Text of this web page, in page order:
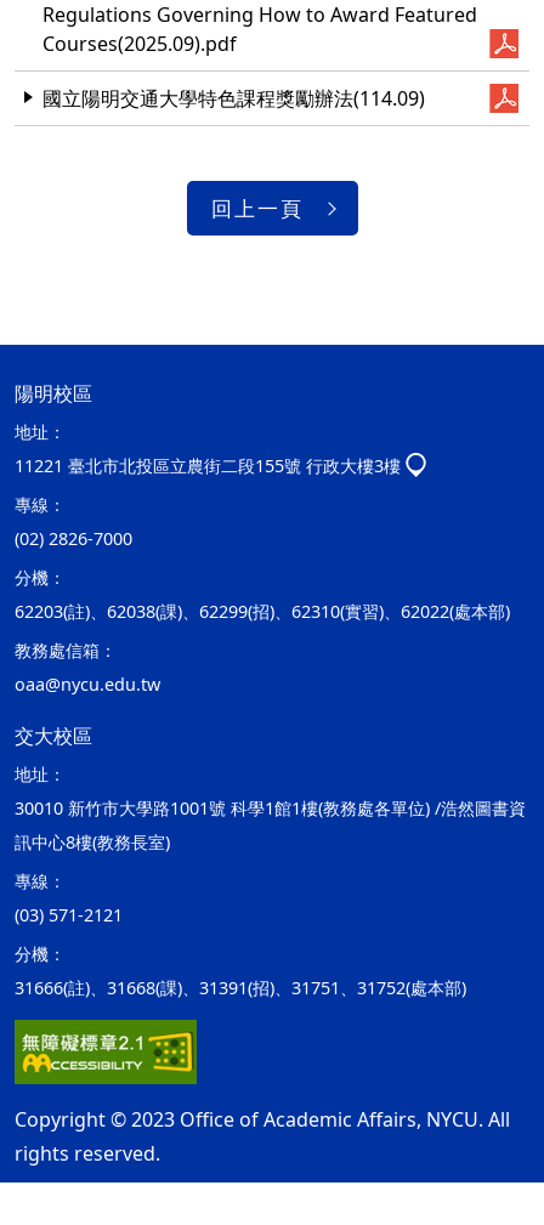
Regulations Governing How to Award Featured
Courses(2025.09).pdf
國立陽明交通大學特色課程獎勵辦法(114.09)
回上一頁
陽明校區
地址：
11221 臺北市北投區立農街二段155號 行政大樓3樓
專線：
(02) 2826-7000
分機：
62203(註)、62038(課)、62299(招)、62310(實習)、62022(處本部)
教務處信箱：
oaa@nycu.edu.tw
交大校區
地址：
30010 新竹市大學路1001號 科學1館1樓(教務處各單位) /浩然圖書資
訊中心8樓(教務長室)
專線：
(03) 571-2121
分機：
31666(註)、31668(課)、31391(招)、31751、31752(處本部)
Copyright © 2023 Office of Academic Affairs, NYCU. All
rights reserved.